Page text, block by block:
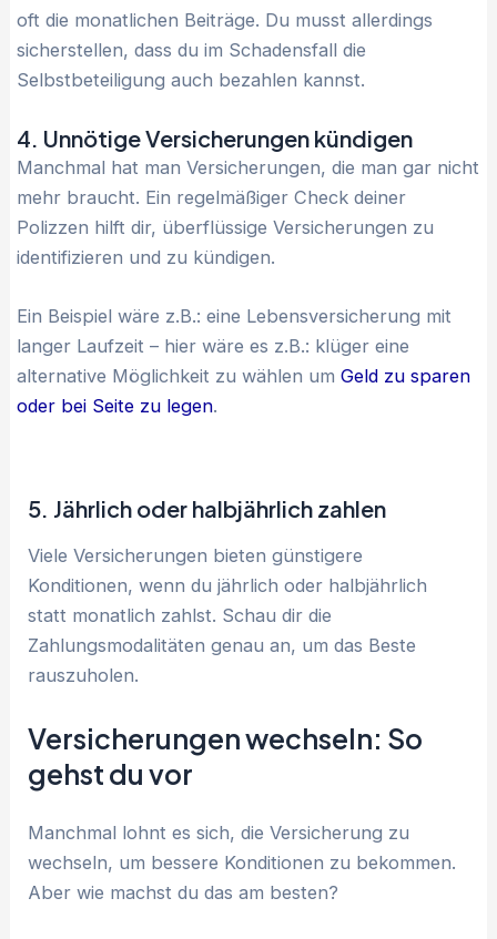
oft die monatlichen Beiträge. Du musst allerdings
sicherstellen, dass du im Schadensfall die
Selbstbeteiligung auch bezahlen kannst.
4. Unnötige Versicherungen kündigen
Manchmal hat man Versicherungen, die man gar nicht
mehr braucht. Ein regelmäßiger Check deiner
Polizzen hilft dir, überflüssige Versicherungen zu
identifizieren und zu kündigen.
Ein Beispiel wäre z.B.: eine Lebensversicherung mit
langer Laufzeit – hier wäre es z.B.: klüger eine
alternative Möglichkeit zu wählen umGeld zu sparen
oder bei Seite zu legen.
5. Jährlich oder halbjährlich zahlen
Viele Versicherungen bieten günstigere
Konditionen, wenn du jährlich oder halbjährlich
statt monatlich zahlst. Schau dir die
Zahlungsmodalitäten genau an, um das Beste
rauszuholen.
Versicherungen wechseln: So
gehst du vor
Manchmal lohnt es sich, die Versicherung zu
wechseln, um bessere Konditionen zu bekommen.
Aber wie machst du das am besten?